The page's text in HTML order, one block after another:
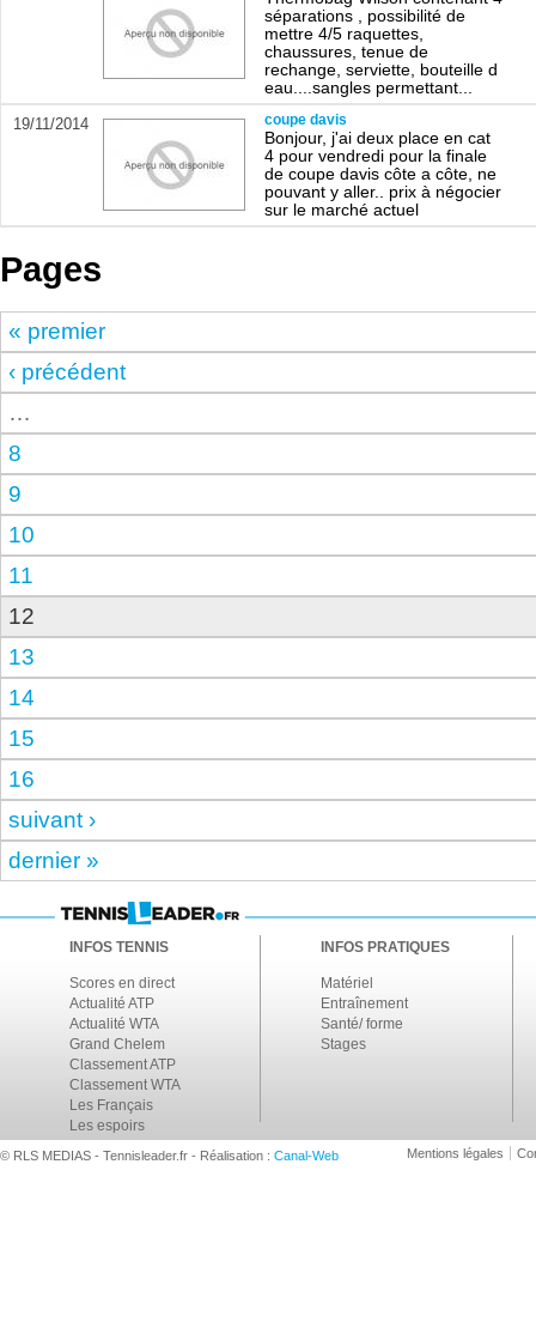
séparations , possibilité de
mettre 4/5 raquettes,
chaussures, tenue de
rechange, serviette, bouteille d
eau....sangles permettant...
19/11/2014 coupe davis
Bonjour, j'ai deux place en cat
4 pour vendredi pour la finale
de coupe davis côte a côte, ne
pouvant y aller.. prix à négocier
sur le marché actuel
Pages
« premier
‹ précédent
…
8
9
10
11
12
13
14
15
16
suivant ›
dernier »
INFOS TENNIS
Scores en direct
Actualité ATP
Actualité WTA
Grand Chelem
Classement ATP
Classement WTA
Les Français
Les espoirs
INFOS PRATIQUES
Matériel
Entraînement
Santé/ forme
Stages
© RLS MEDIAS - Tennisleader.fr - Réalisation : Canal-Web Mentions légales